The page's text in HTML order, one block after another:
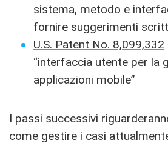
sistema, metodo e
fornire suggerimenti
U.S. Patent No. 8,099,332
“interfaccia utente per la
applicazioni mobile”
I passi successivi
come gestire i casi